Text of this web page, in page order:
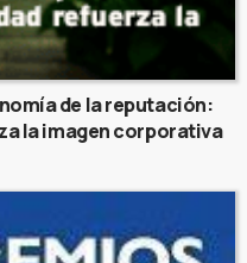
de la reputación:
la imagen corporativa